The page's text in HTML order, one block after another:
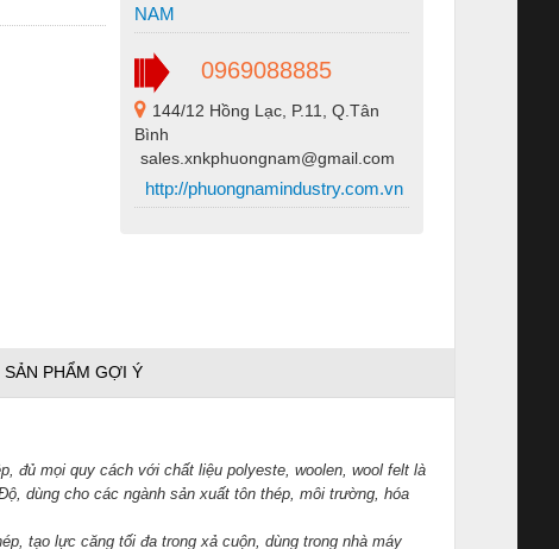
NAM
0969088885
144/12 Hồng Lạc, P.11, Q.Tân
Bình
sales.xnkphuongnam@gmail.com
http://phuongnamindustry.com.vn
SẢN PHẨM GỢI Ý
đủ mọi quy cách với chất liệu polyeste, woolen, wool felt là
dùng cho các ngành sản xuất tôn thép, môi trường, hóa
tạo lực căng tối đa trong xả cuộn, dùng trong nhà máy